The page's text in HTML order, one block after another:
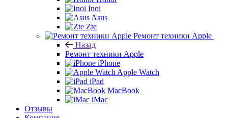
Inoi
Asus
Zte
Ремонт техники Apple
Назад
Ремонт техники Apple
iPhone
Apple Watch
iPad
MacBook
iMac
Отзывы